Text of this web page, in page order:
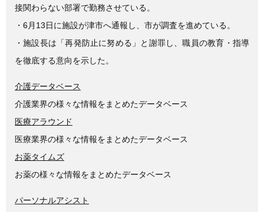
接関わらない部署で勤務させている。
・6月13日に施設が津市へ通報し、市が調査を進めている。
・施設長は「再発防止に努める」と謝罪し、職員の教育・指導
を徹底する意向を示した。
介護データベース
介護業界の様々な情報をまとめたデータベース
医療アラウンド
医療業界の様々な情報をまとめたデータベース
お薬タイムズ
お薬の様々な情報をまとめたデータベース
パーソナルアシスト